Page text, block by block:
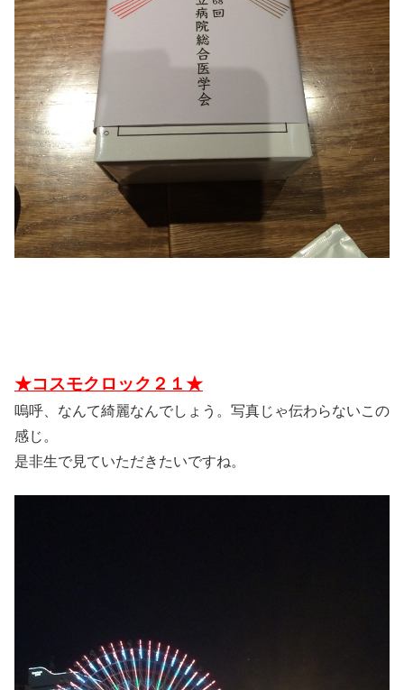
★コスモクロック２１★
嗚呼、なんて綺麗なんでしょう。写真じゃ伝わらないこの
感じ。
是非生で見ていただきたいですね。